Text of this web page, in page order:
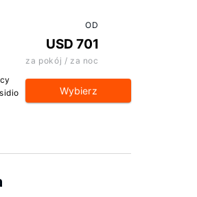
OD
USD 701
za pokój / za noc
Wybierz